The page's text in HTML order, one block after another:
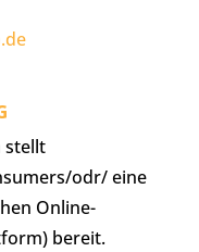
stellt
odr/ eine
Online-
bereit.